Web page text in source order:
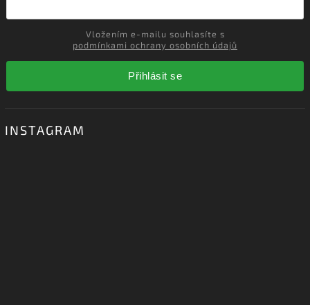
podmínkami ochrany osobních údajů
Přihlásit se
INSTAGRAM